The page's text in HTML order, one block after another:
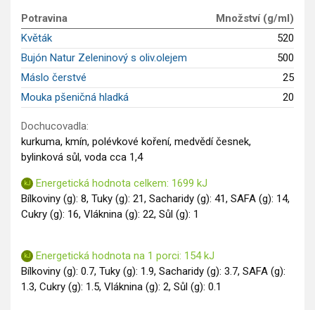
Sladké pokrmy
Dezerty
Nápoje
Ostatní
Dětské recepty
Potravina
Množství (g/ml)
Květák
520
Bujón Natur Zeleninový s oliv.olejem
500
Máslo čerstvé
25
Mouka pšeničná hladká
20
Dochucovadla:
kurkuma, kmín, polévkové koření, medvědí česnek,
bylinková sůl, voda cca 1,4
Energetická hodnota celkem: 1699 kJ
Bílkoviny (g): 8, Tuky (g): 21, Sacharidy (g): 41, SAFA (g): 14,
Cukry (g): 16, Vláknina (g): 22, Sůl (g): 1
Energetická hodnota na 1 porci: 154 kJ
Bílkoviny (g): 0.7, Tuky (g): 1.9, Sacharidy (g): 3.7, SAFA (g):
1.3, Cukry (g): 1.5, Vláknina (g): 2, Sůl (g): 0.1